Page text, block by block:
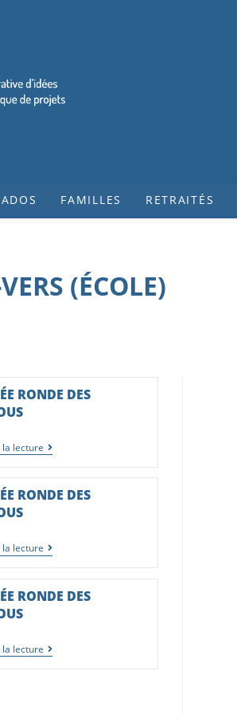
ADOS FAMILLES RETRAITÉS
(ÉCOLE)
RONDE DES
lecture
RONDE DES
lecture
RONDE DES
lecture